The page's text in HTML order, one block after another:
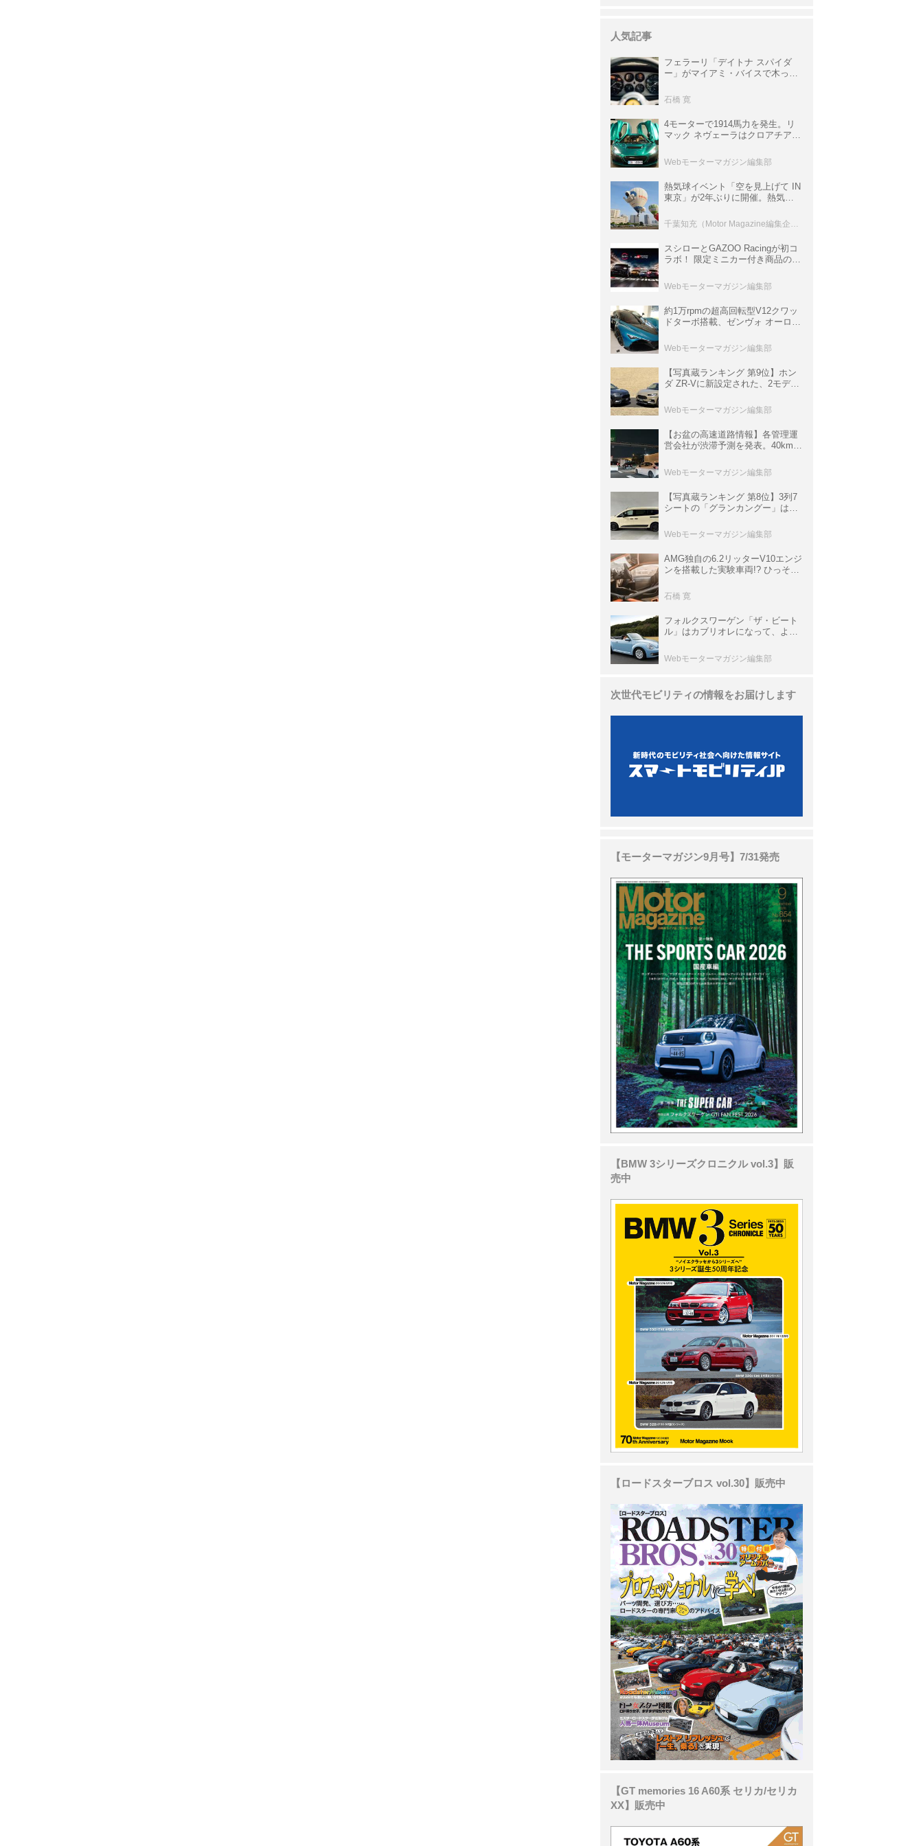
人気記事
フェラーリ「デイトナ スパイダ
ー」がマイアミ・バイスで木っ端
サ」に化けた理由
石橋 寛
4モーターで1914馬力を発生。リ
マック ネヴェーラはクロアチア発
ロニクル・完全版／115】
Webモーターマガジン編集部
熱気球イベント「空を見上げて IN
東京」が2年ぶりに開催。熱気球
室などのコンテンツも
千葉知充（Motor Magazine編集企画室）
スシローとGAZOO Racingが初コ
ラボ！ 限定ミニカー付き商品の
ト体験があたる抽選企画などを展
開
Webモーターマガジン編集部
約1万rpmの超高回転型V12クワッ
ドターボ搭載、ゼンヴォ オーロラ
イパーカー【スーパーカークロニ
クル・完全版／116】
Webモーターマガジン編集部
【写真蔵ランキング 第9位】ホン
ダ ZR-Vに新設定された、2モデル
グ」と「ブラックスタイル」
Webモーターマガジン編集部
【お盆の高速道路情報】各管理運
営会社が渋滞予測を発表。40km以
数ある
Webモーターマガジン編集部
【写真蔵ランキング 第8位】3列7
シートの「グランカングー」は、
ア＆ブラックバンパーの組み合わ
せ
Webモーターマガジン編集部
AMG独自の6.2リッターV10エンジ
ンを搭載した実験車両!? ひっそり
P900 プロトタイプ」とは
石橋 寛
フォルクスワーゲン「ザ・ビート
ル」はカブリオレになって、より
と昔の新車】
Webモーターマガジン編集部
次世代モビリティの情報をお届けします
【モーターマガジン9月号】7/31発売
【BMW 3シリーズクロニクル vol.3】販
売中
【ロードスターブロス vol.30】販売中
【GT memories 16 A60系 セリカ/セリカ
XX】販売中